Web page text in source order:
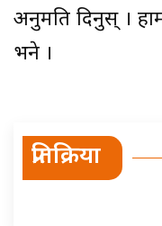
अनुमति दिनुस् ।
भने ।
प्रतिक्रिया